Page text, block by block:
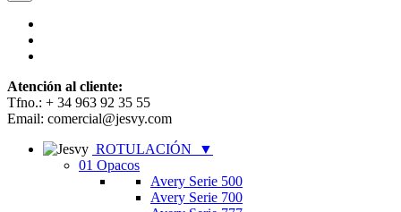
Atención al cliente:
Tfno.: + 34 963 92 35 55
Email: comercial@jesvy.com
ROTULACIÓN
▼
01 Opacos
Avery Serie 500
Avery Serie 700